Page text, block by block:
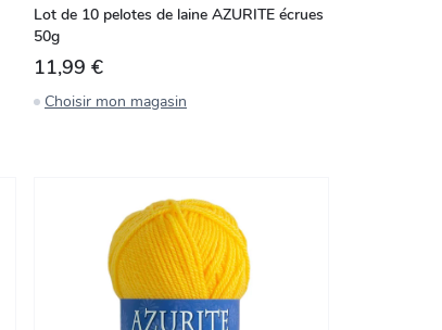
Lot de 10 pelotes de laine AZURITE écrues
50g
11,99 €
Choisir mon magasin